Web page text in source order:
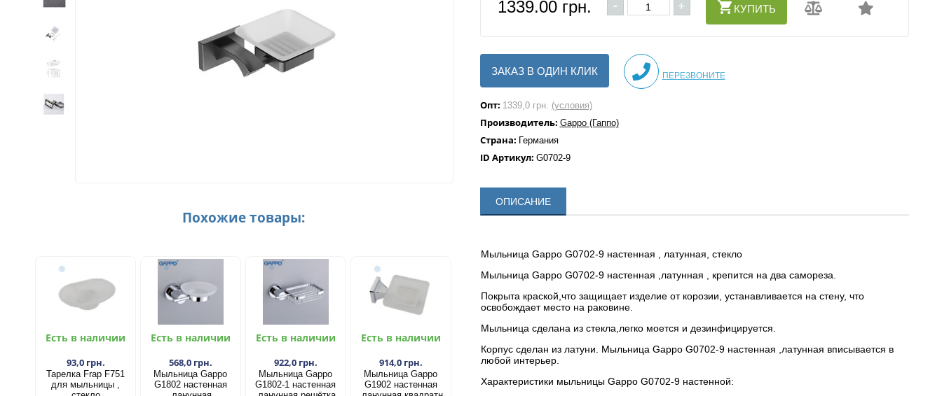
Похожие товары:
Есть в наличии
93,0 грн.
Тарелка Frap F751
для мыльницы ,
Есть в наличии
568,0 грн.
Мыльница Gappo
G1802 настенная
Есть в наличии
922,0 грн.
Мыльница Gappo
G1802-1 настенная
Есть в наличии
914,0 грн.
Мыльница Gappo
G1902 настенная
1339.00 грн. - + КУПИТЬ
ЗАКАЗ В ОДИН КЛИК ПЕРЕЗВОНИТЕ
Опт: 1339,0 грн. (условия)
Производитель: Gappo (Гаппо)
Страна: Германия
ID Артикул: G0702-9
ОПИСАНИЕ
Мыльница Gappo G0702-9 настенная , латунная, стекло
Мыльница Gappo G0702-9 настенная ,латунная , крепится на два самореза.
Покрыта краской,что защищает изделие от корозии, устанавливается на стену, что
освобождает место на раковине.
Мыльница сделана из стекла,легко моется и дезинфицируется.
Корпус сделан из латуни. Мыльница Gappo G0702-9 настенная ,латунная вписывается в
любой интерьер.
Характеристики мыльницы Gappo G0702-9 настенной: